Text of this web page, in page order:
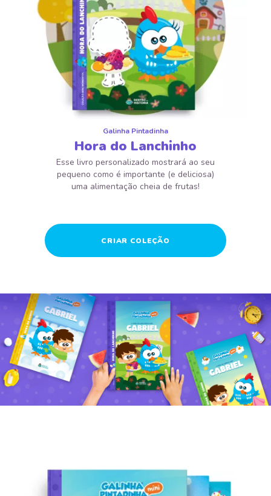
Galinha Pintadinha
Hora do Lanchinho
Esse livro personalizado mostrará ao seu
pequeno como é importante (e deliciosa)
uma alimentação cheia de frutas!
CRIAR COLEÇÃO